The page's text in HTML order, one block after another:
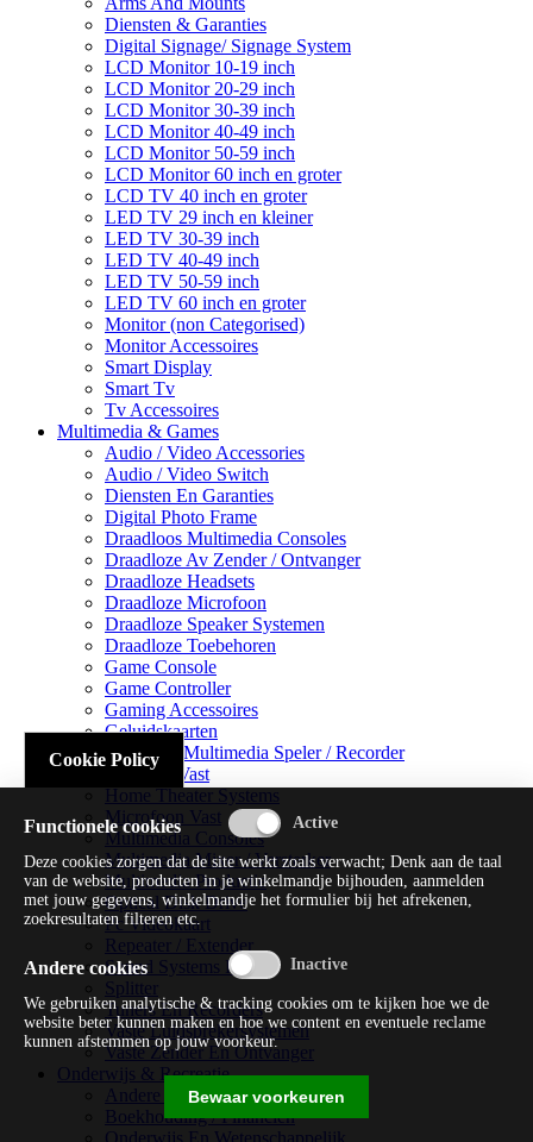
Diensten & Garanties
Digital Signage/ Signage System
LCD Monitor 10-19 inch
LCD Monitor 20-29 inch
LCD Monitor 30-39 inch
LCD Monitor 40-49 inch
LCD Monitor 50-59 inch
LCD Monitor 60 inch en groter
LCD TV 40 inch en groter
LED TV 29 inch en kleiner
LED TV 30-39 inch
LED TV 40-49 inch
LED TV 50-59 inch
LED TV 60 inch en groter
Monitor (non Categorised)
Monitor Accessoires
Smart Display
Smart Tv
Tv Accessoires
Multimedia & Games
Audio / Video Accessories
Audio / Video Switch
Diensten En Garanties
Digital Photo Frame
Draadloos Multimedia Consoles
Draadloze Av Zender / Ontvanger
Draadloze Headsets
Draadloze Microfoon
Draadloze Speaker Systemen
Draadloze Toebehoren
Game Console
Game Controller
Gaming Accessoires
Geluidskaarten
Handheld Multimedia Speler / Recorder
Headsets Vast
Home Theater Systems
Microfoon Vast
Multimedia Consoles
Multimedia Mixer / Versterker
Multimedia Productie
Optical Disk Drive
Pc Videokaart
Repeater / Extender
Sound Systems Hi-fi
Splitter
Tuners En Recorders
Vaste Luidsprekersystemen
Vaste Zender En Ontvanger
Onderwijs & Recreatie
Andere Beveiligingssoftware
Boekhouding / Financiën
Cookie Policy
Functionele cookies
Deze cookies zorgen dat de site werkt zoals verwacht; Denk aan de taal
van de website, producten in je winkelmandje bijhouden, aanmelden
met jouw gegevens, winkelmandje het formulier bij het afrekenen,
zoekresultaten filteren etc.
Andere cookies
We gebruiken analytische & tracking cookies om te kijken hoe we de
website beter kunnen maken en hoe we content en eventuele reclame
kunnen afstemmen op jouw voorkeur.
Bewaar voorkeuren